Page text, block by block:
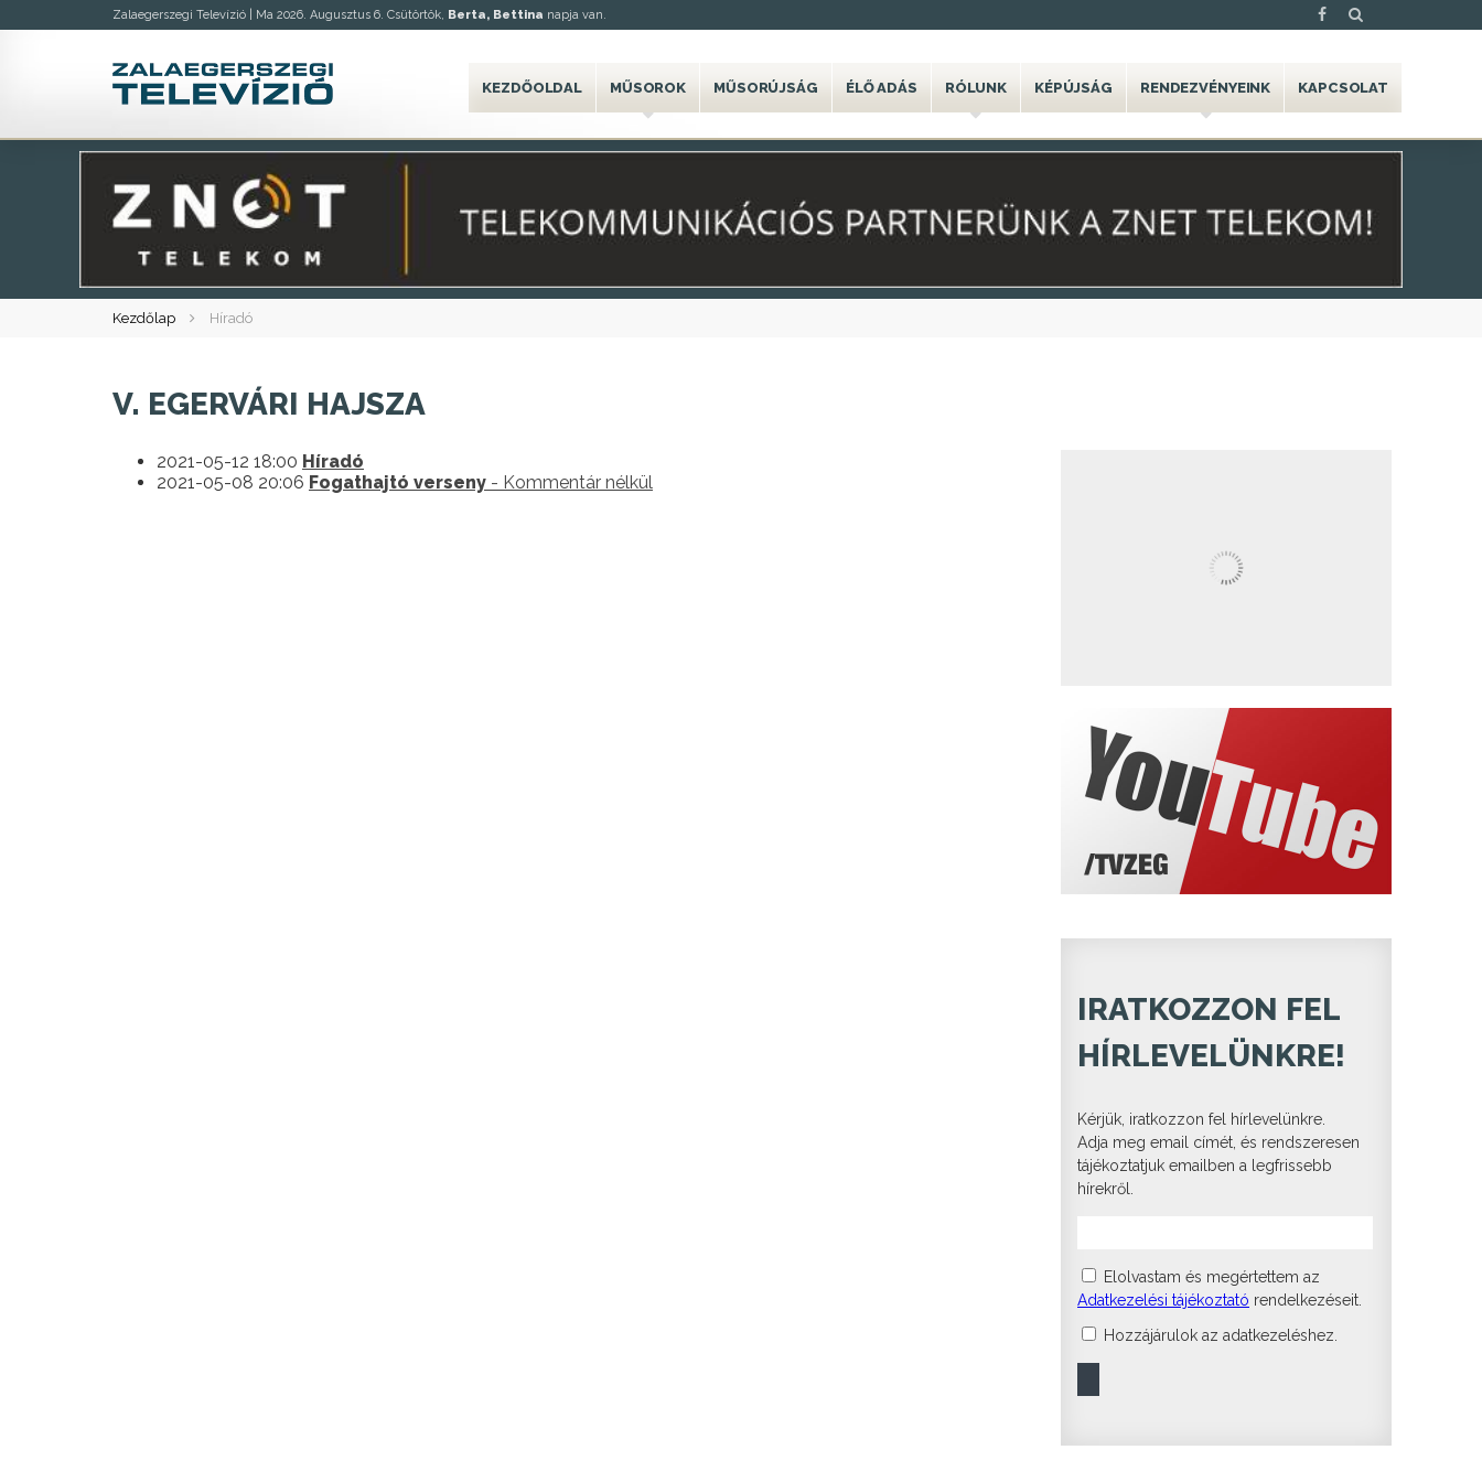
Zalaegerszegi Televízió | Ma 2026. Augusztus 6. Csütörtök, Berta, Bettina napja van.
KEZDŐOLDAL MŰSOROK MŰSORÚJSÁG ÉLŐ ADÁS RÓLUNK KÉPÚJSÁG RENDEZVÉNYEINK KAPCSOLAT
Kezdőlap Híradó
V. EGERVÁRI HAJSZA
2021-05-12 18:00 Híradó
2021-05-08 20:06 Fogathajtó verseny - Kommentár nélkül
IRATKOZZON FEL
HÍRLEVELÜNKRE!
Kérjük, iratkozzon fel hírlevelünkre.
Adja meg email címét, és rendszeresen
tájékoztatjuk emailben a legfrissebb
hírekről.
Elolvastam és megértettem az
Adatkezelési tájékoztató rendelkezéseit.
Hozzájárulok az adatkezeléshez.